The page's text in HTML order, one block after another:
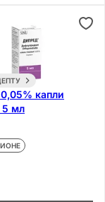
капли
5 мл